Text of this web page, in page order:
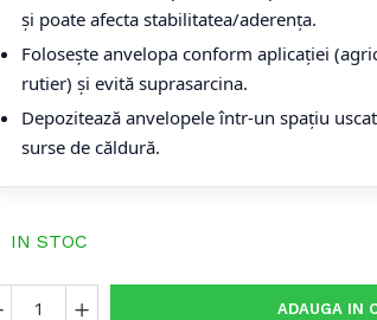
și poate afecta stabilitatea/aderența.
Folosește anvelopa conform aplicației
rutier) și evită suprasarcina.
Depozitează anvelopele într-un spațiu
surse de căldură.
IN STOC
ADAUGA IN